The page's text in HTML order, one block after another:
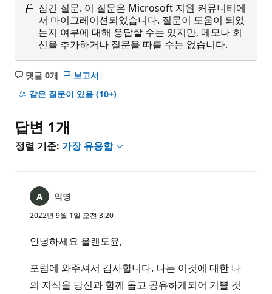
잠긴 질문. 이 질문은 Microsoft 지원 커뮤니티에
서 마이그레이션되었습니다. 질문이 도움이 되었
는지 여부에 대해 응답할 수는 있지만, 메모나 회
신을 추가하거나 질문을 따를 수는 없습니다.
댓글 0개
설
명
음
보고서
같은 질문이 있음 (10+)
답변 1개
정렬 기준: 가장 유용함
익명
2022년 9월 1일 오전 3:20
안녕하세요 올랜도윤,
포럼에 와주셔서 감사합니다. 나는 이것에 대한 나
의 지식을 당신과 함께 돕고 공유하게되어 기쁠 것